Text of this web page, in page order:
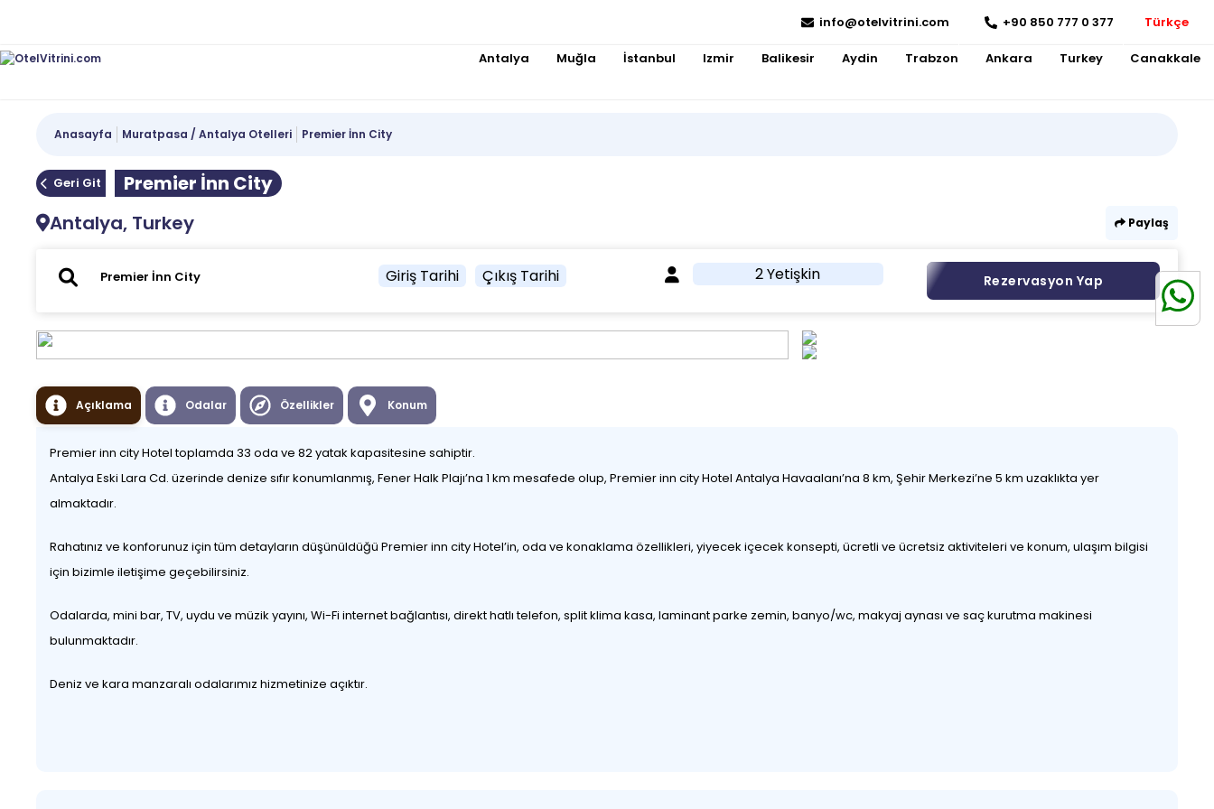
info@otelvitrini.com +90 850 777 0 377 Türkçe
Antalya Muğla İstanbul Izmir Balikesir Aydin Trabzon Ankara Turkey Canakkale
Anasayfa Muratpasa / Antalya Otelleri Premier İnn City
Geri Git
Premier İnn City
Antalya, Turkey
Paylaş
Giriş Tarihi Çıkış Tarihi 2 Yetişkin Rezervasyon Yap
Açıklama Odalar Özellikler Konum
Premier inn city Hotel toplamda 33 oda ve 82 yatak kapasitesine sahiptir.
Antalya Eski Lara Cd. üzerinde denize sıfır konumlanmış, Fener Halk Plajı’na 1 km mesafede olup, Premier inn city Hotel Antalya Havaalanı’na 8 km, Şehir Merkezi’ne 5 km uzaklıkta yer
almaktadır.
Rahatınız ve konforunuz için tüm detayların düşünüldüğü Premier inn city Hotel’in, oda ve konaklama özellikleri, yiyecek içecek konsepti, ücretli ve ücretsiz aktiviteleri ve konum, ulaşım bilgisi
için bizimle iletişime geçebilirsiniz.
Odalarda, mini bar, TV, uydu ve müzik yayını, Wi-Fi internet bağlantısı, direkt hatlı telefon, split klima kasa, laminant parke zemin, banyo/wc, makyaj aynası ve saç kurutma makinesi
bulunmaktadır.
Deniz ve kara manzaralı odalarımız hizmetinize açıktır.